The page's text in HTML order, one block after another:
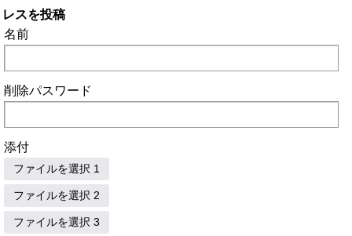
レスを投稿
名前
削除パスワード
添付
ファイルを選択 1
ファイルを選択 2
ファイルを選択 3